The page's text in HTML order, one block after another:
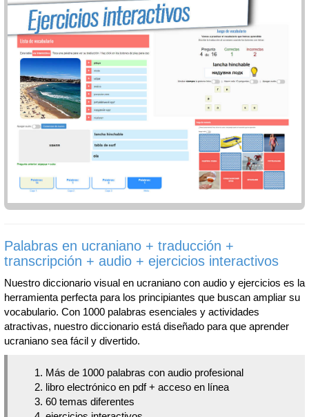
Palabras en ucraniano + traducción +
transcripción + audio + ejercicios interactivos
Nuestro diccionario visual en ucraniano con audio y ejercicios es la
herramienta perfecta para los principiantes que buscan ampliar su
vocabulario. Con 1000 palabras esenciales y actividades
atractivas, nuestro diccionario está diseñado para que aprender
ucraniano sea fácil y divertido.
Más de 1000 palabras con audio profesional
libro electrónico en pdf + acceso en línea
60 temas diferentes